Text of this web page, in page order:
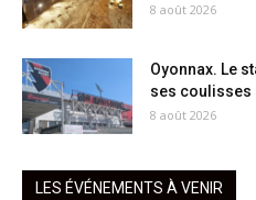
8 août 2026
Oyonnax. Le
ses coulisses
8 août 2026
LES ÉVÉNEMENTS À VENIR